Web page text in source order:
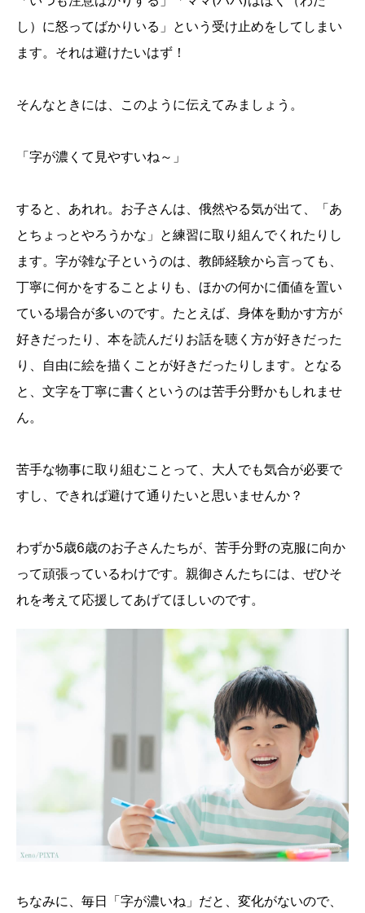
し）に怒ってばかりいる」という受け止めをしてしまい
ます。それは避けたいはず！
そんなときには、このように伝えてみましょう。
「字が濃くて見やすいね～」
すると、あれれ。お子さんは、俄然やる気が出て、「あ
とちょっとやろうかな」と練習に取り組んでくれたりし
ます。字が雑な子というのは、教師経験から言っても、
丁寧に何かをすることよりも、ほかの何かに価値を置い
ている場合が多いのです。たとえば、身体を動かす方が
好きだったり、本を読んだりお話を聴く方が好きだった
り、自由に絵を描くことが好きだったりします。となる
と、文字を丁寧に書くというのは苦手分野かもしれませ
ん。
苦手な物事に取り組むことって、大人でも気合が必要で
すし、できれば避けて通りたいと思いませんか？
わずか5歳6歳のお子さんたちが、苦手分野の克服に向か
って頑張っているわけです。親御さんたちには、ぜひそ
れを考えて応援してあげてほしいのです。
ちなみに、毎日「字が濃いね」だと、変化がないので、